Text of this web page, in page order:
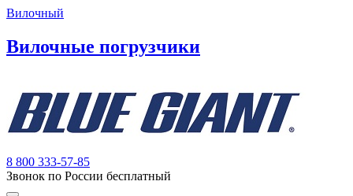
Вилочный
Вилочные погрузчики
8 800 333-57-85
Звонок по России бесплатный